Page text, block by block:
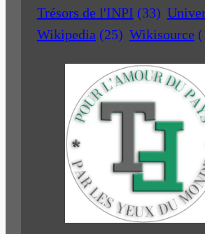
Trésors de l'INPI (33)
Wikipedia (25) Wikisource